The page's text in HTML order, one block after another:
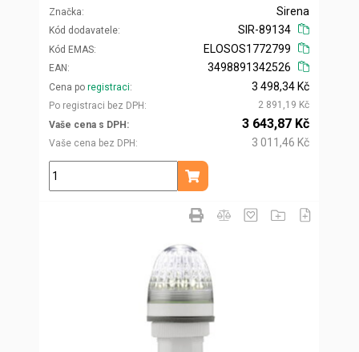
Značka
Kód dodavatele
Sirena
SIR-89134
Kód EMAS
EAN
ELOSOS1772799
3498891342526
Cena po registraci
Po registraci bez DPH
3 498,34 Kč
2 891,19 Kč
Vaše cena s DPH
Vaše cena bez DPH
3 643,87 Kč
3 011,46 Kč
ks
Přidat do košíku